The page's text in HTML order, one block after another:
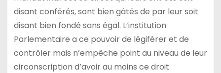
disant conférés, sont bien gâtés de par leur soit
disant bien fondé sans égal. L’institution
Parlementaire a ce pouvoir de légiférer et de
contrôler mais n’empêche point au niveau de leur
circonscription d’avoir au moins ce droit